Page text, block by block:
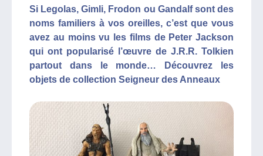
Si Legolas, Gimli, Frodon ou Gandalf sont des
noms familiers à vos oreilles, c’est que vous
avez au moins vu les films de Peter Jackson
qui ont popularisé l’œuvre de J.R.R. Tolkien
partout dans le monde… Découvrez les
objets de collection Seigneur des Anneaux